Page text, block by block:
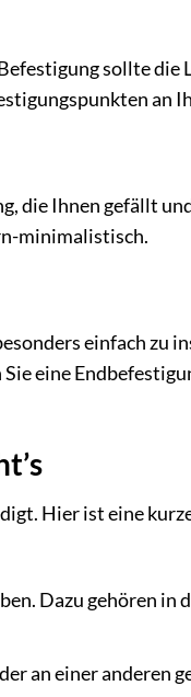
sollte die
an
die Ihnen gefällt
minimalistisch.
einfach zu
eine
Hier ist eine
Dazu gehören in
an einer anderen